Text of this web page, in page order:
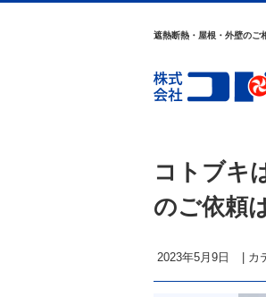
遮熱断熱・屋根・外壁のご
コトブキ
のご依頼
2023年5月9日 カ